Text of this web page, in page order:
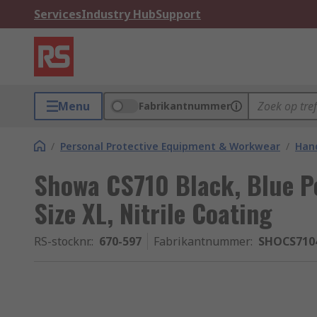
ServicesIndustry HubSupport
Menu Fabrikantnummer
/ Personal Protective Equipment & Workwear /
Showa CS710 Black, Blue
Size XL, Nitrile Coating
RS-stocknr.: 670-597 Fabrikantnummer: